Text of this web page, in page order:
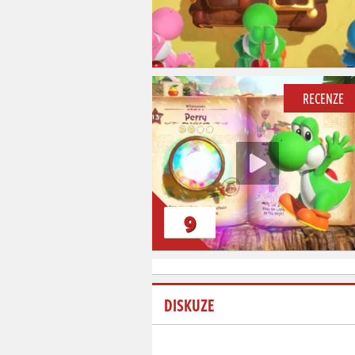
RECENZE
9
DISKUZE